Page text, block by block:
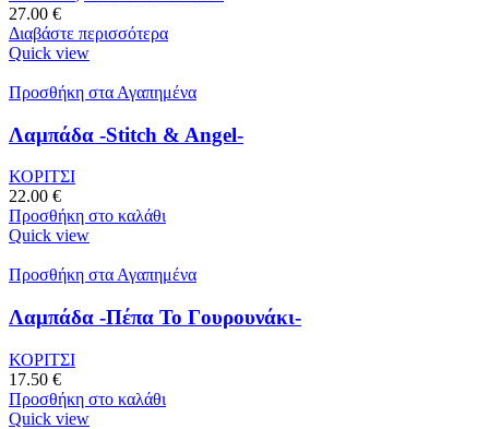
27.00 €
Διαβάστε περισσότερα
Quick view
Προσθήκη στα Αγαπημένα
Λαμπάδα -Stitch & Angel-
ΚΟΡΙΤΣΙ
22.00 €
Προσθήκη στο καλάθι
Quick view
Προσθήκη στα Αγαπημένα
Λαμπάδα -Πέπα Το Γουρουνάκι-
ΚΟΡΙΤΣΙ
17.50 €
Προσθήκη στο καλάθι
Quick view